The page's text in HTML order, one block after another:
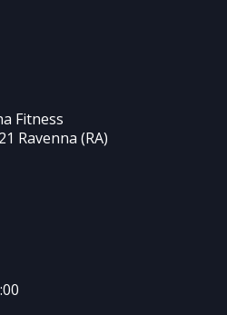
Fitness
Ravenna (RA)